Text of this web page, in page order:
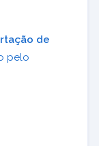
de
pelo